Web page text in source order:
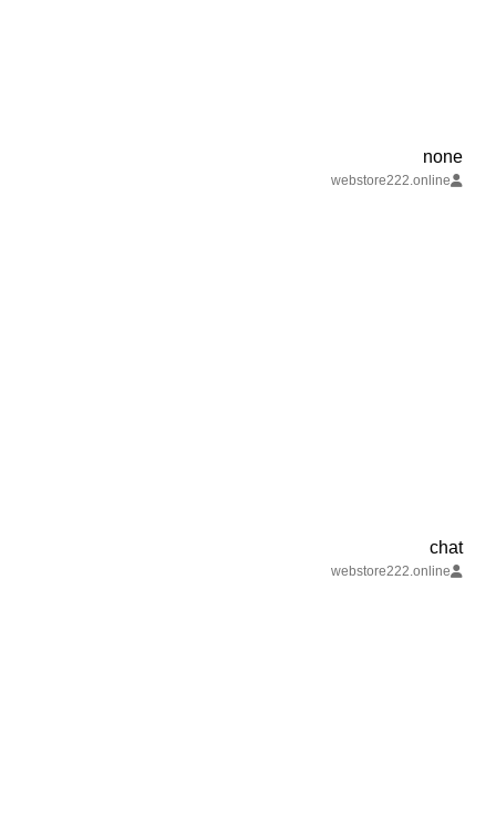
none
webstore222.online
chat
webstore222.online